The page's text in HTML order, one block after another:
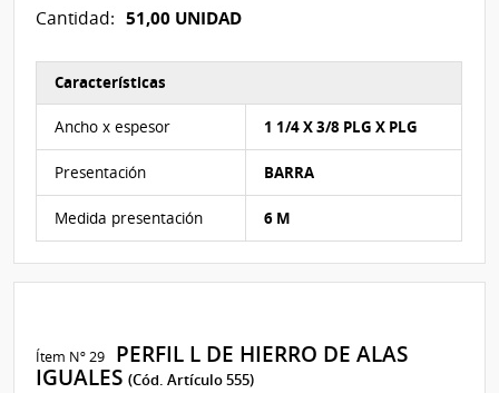
Cantidad: 51,00 UNIDAD
Características
Ancho x espesor 1 1/4 X 3/8 PLG X PLG
Presentación BARRA
Medida presentación 6 M
Ítem Nº 29
PERFIL L DE HIERRO DE ALAS
IGUALES(Cód. Artículo 555)